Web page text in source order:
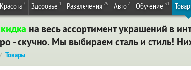
Красота 2 Здоровье 1 Развлечения 25 Авто 2 Обучение 31
на весь ассортимент украшений в
- скучно. Мы выбираем сталь и стиль!
Товары